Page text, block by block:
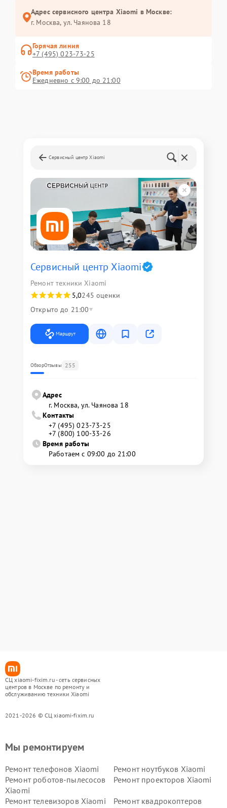
Адрес сервисного центра Xiaomi в Москве:
г. Москва, ул. Чаянова 18
Горячая линия
+7 (495) 023-73-25
Время работы
Ежедневно с 9:00 до 21:00
Сервисный центр Xiaomi
Сервисный центр Xiaomi
Ремонт техники Xiaomi
5,0245 оценки
Открыто до 21:00
Маршрут
ОбзорОтзывы 255
Адрес
г. Москва, ул. Чаянова 18
Контакты
+7 (495) 023-73-25
+7 (800) 100-33-26
Время работы
Работаем с 09:00 до 21:00
СЦ xiaomi-fixim.ru - сеть сервисных
центров в Москве по ремонту и
обслуживанию техники Xiaomi
2021-2026 © СЦ xiaomi-fixim.ru
Мы ремонтируем
Ремонт телефонов Xiaomi
Ремонт ноутбуков Xiaomi
Ремонт роботов-пылесосов
Xiaomi
Ремонт проекторов Xiaomi
Ремонт телевизоров Xiaomi
Ремонт квадрокоптеров